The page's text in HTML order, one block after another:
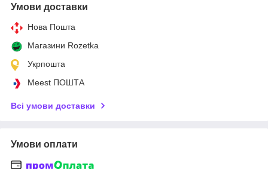
Умови доставки
Нова Пошта
Магазини Rozetka
Укрпошта
Meest ПОШТА
Всі умови доставки
Умови оплати